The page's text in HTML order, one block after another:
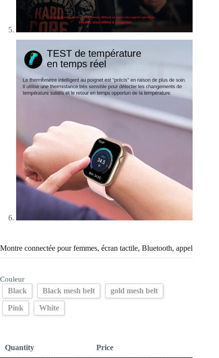
Montre connectée pour femmes, écran tactile, Bluetooth, appel
Couleur
Black Black mesh belt gold mesh belt
Pink White
Quantity Price